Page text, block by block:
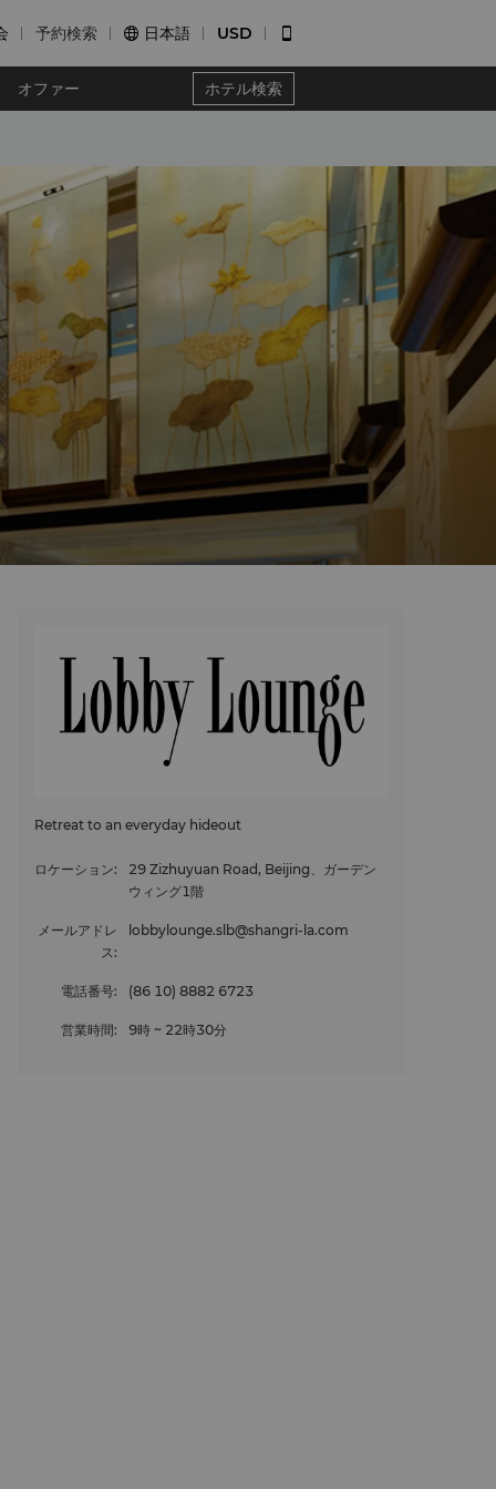
予約検索  日本語 USD 
オファー ホテル検索
Retreat to an everyday hideout
ロケーション:
29 Zizhuyuan Road, Beijing、ガーデン
ウィング1階
メールアドレ
ス:
lobbylounge.slb@shangri-la.com
電話番号: (86 10) 8882 6723
営業時間: 9時 ~ 22時30分